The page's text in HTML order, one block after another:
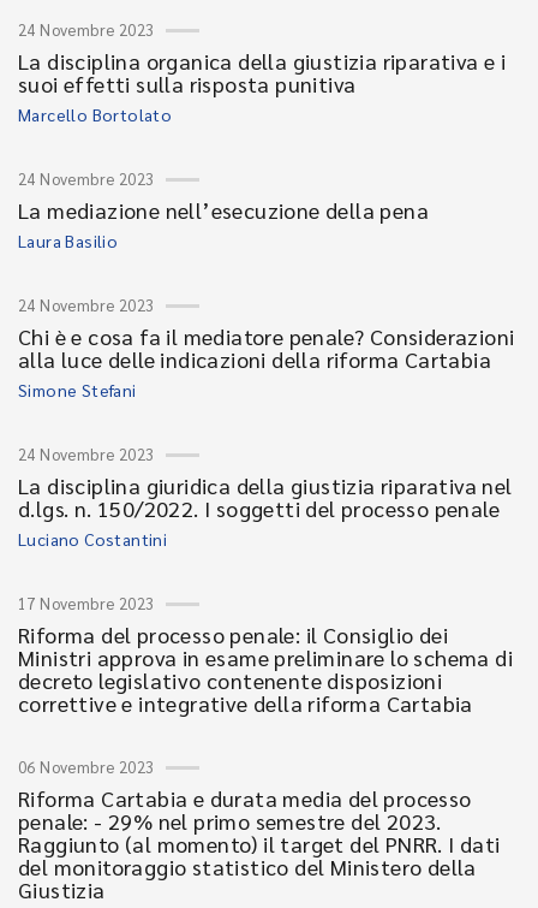
24 Novembre 2023
La disciplina organica della giustizia riparativa e i
suoi effetti sulla risposta punitiva
Marcello Bortolato
24 Novembre 2023
La mediazione nell’esecuzione della pena
Laura Basilio
24 Novembre 2023
Chi è e cosa fa il mediatore penale? Considerazioni
alla luce delle indicazioni della riforma Cartabia
Simone Stefani
24 Novembre 2023
La disciplina giuridica della giustizia riparativa nel
d.lgs. n. 150/2022. I soggetti del processo penale
Luciano Costantini
17 Novembre 2023
Riforma del processo penale: il Consiglio dei
Ministri approva in esame preliminare lo schema di
decreto legislativo contenente disposizioni
correttive e integrative della riforma Cartabia
06 Novembre 2023
Riforma Cartabia e durata media del processo
penale: - 29% nel primo semestre del 2023.
Raggiunto (al momento) il target del PNRR. I dati
del monitoraggio statistico del Ministero della
Giustizia